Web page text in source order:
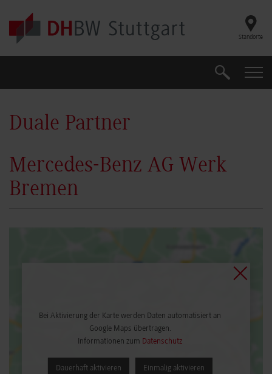
Skip to main content
Standorte
Suche
Duale Partner
Mercedes-Benz AG Werk
Bremen
Bei Aktivierung der Karte werden Daten automatisiert an
Google Maps übertragen.
Informationen zum Datenschutz
Dauerhaft aktivieren Einmalig aktivieren